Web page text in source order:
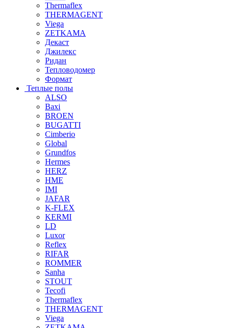
Thermaflex
THERMAGENT
Viega
ZETKAMA
Декаст
Джилекс
Ридан
Тепловодомер
Формат
Теплые полы
ALSO
Baxi
BROEN
BUGATTI
Cimberio
Global
Grundfos
Hermes
HERZ
HME
IMI
JAFAR
K-FLEX
KERMI
LD
Luxor
Reflex
RIFAR
ROMMER
Sanha
STOUT
Tecofi
Thermaflex
THERMAGENT
Viega